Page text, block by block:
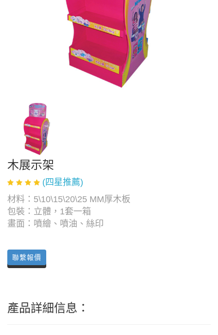
木展示架
(四星推薦)
材料：5\10\15\20\25 MM厚木板
包裝：立體，1套一箱
畫面：噴繪、噴油、絲印
聯繫報價
產品詳細信息：